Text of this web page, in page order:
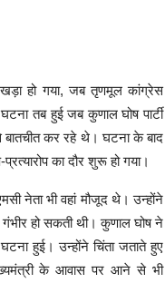
खड़ा हो गया, जब तृणमूल कांग्रेस
तब हुई जब कुणाल घोष पार्टी
कर रहे थे। घटना के बाद
का दौर शुरू हो गया।
नेता भी वहां मौजूद थे। उन्होंने
गंभीर हो सकती थी। कुणाल घोष ने
हुई। उन्होंने चिंता जताते हुए
के आवास पर आने से भी